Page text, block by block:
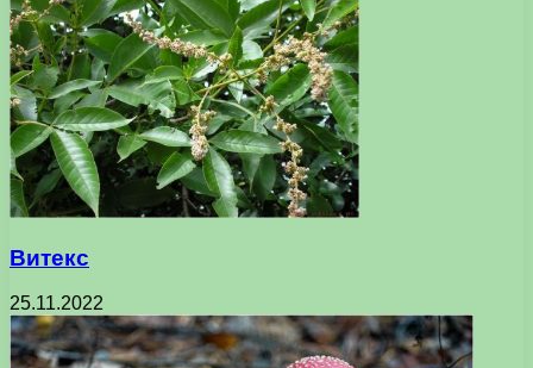
Витекс
25.11.2022